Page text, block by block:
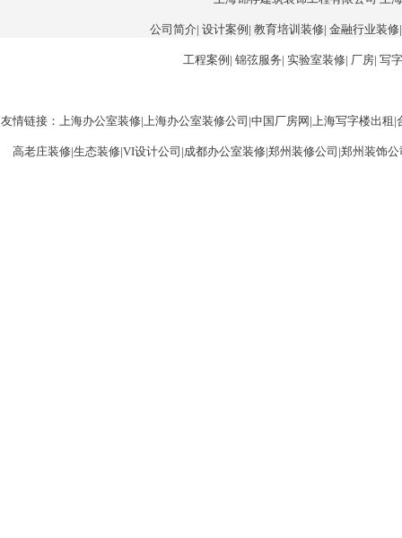
公司简介| 设计案例 | 教育培训装修| 金融行业装修
工程案例 | 锦弦服务| 实验室装修| 厂房| 写
友情链接： 上海办公室装修|上海办公室装修公司 |中国厂房网 |上海写字楼出租 |
高老庄装修|生态装修|VI设计公司 |成都办公室装修|郑州装修公司 |郑州装饰公